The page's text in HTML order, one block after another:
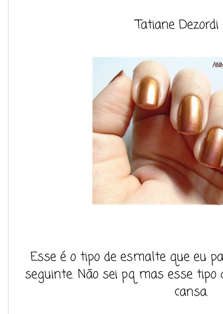
Tatiane
Esse é o tipo de esmalte que eu
seguinte. Não sei pq mas esse
cansa.